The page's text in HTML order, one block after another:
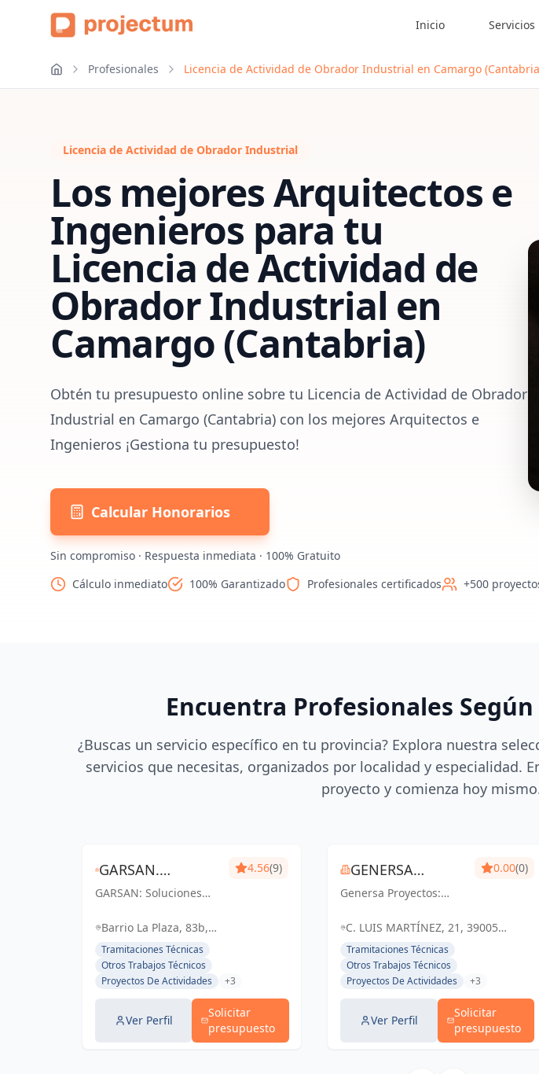
Inicio Servicios
Profesionales Licencia de Actividad de Obrador Industrial en Camargo
Licencia de Actividad de Obrador Industrial
Los mejores Arquitectos e
Ingenieros para tu
Licencia de Actividad de
Obrador Industrial en
Camargo (Cantabria)
Obtén tu presupuesto online sobre tu Licencia de Actividad de Obrador
Industrial en Camargo (Cantabria) con los mejores Arquitectos e
Ingenieros ¡Gestiona tu presupuesto!
Calcular Honorarios
Sin compromiso · Respuesta inmediata · 100% Gratuito
Cálculo inmediato
100% Garantizado Profesionales certificados +500
Encuentra Profesionales Según
¿Buscas un servicio específico en tu provincia? Explora nuestra
servicios que necesitas, organizados por localidad y especialidad.
proyecto y comienza hoy
GARSAN.
GABINETE
PERICIAL,
GESTIÓN DE
PROYECTOS Y
GARSAN: Soluciones
proyectos con
compromiso en
Cantabria. Tu confianza,
nuestro éxito.
4.56(9)
Barrio La Plaza, 83b,
Entrambasaguas, Cantabria,
España, España
Tramitaciones Técnicas
Otros Trabajos Técnicos
Proyectos De Actividades
+3
Ver Perfil
Solicitar
presupuesto
GENERSA
PROYECTOS
Genersa Proyectos:
ingeniería y
futuro sostenible en
Santander y Cantabria
0.00(0)
C. LUIS MARTÍNEZ, 21, 39005
SANTANDER, CANTABRIA, ESPAÑA,
España
Tramitaciones Técnicas
Otros Trabajos Técnicos
Proyectos De Actividades
+3
Ver Perfil
Solicitar
presupuesto